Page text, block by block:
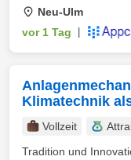
Neu-Ulm
vor 1 Tag
Klimatechnik
Vollzeit
Tradition und